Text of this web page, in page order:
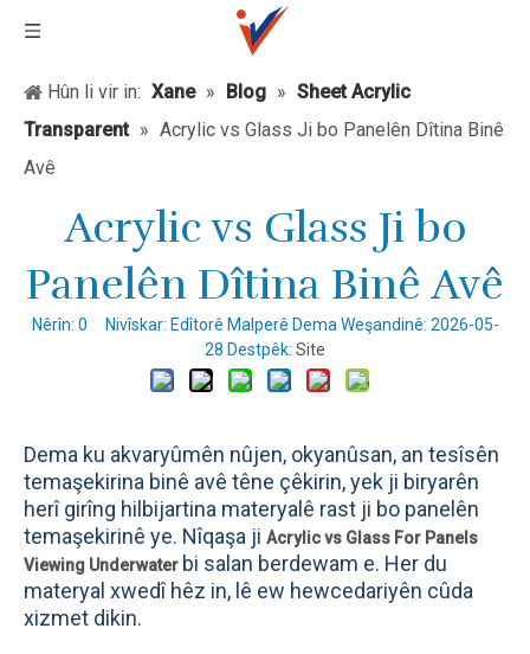
Hûn li vir in: Xane » Blog » Sheet Acrylic
Transparent » Acrylic vs Glass Ji bo Panelên Dîtina Binê
Avê
Acrylic vs Glass Ji bo
Panelên Dîtina Binê Avê
Nêrîn: 0 Nivîskar: Edîtorê Malperê Dema Weşandinê: 2026-05-
28 Destpêk: Site
Dema ku akvaryûmên nûjen, okyanûsan, an tesîsên
temaşekirina binê avê têne çêkirin, yek ji biryarên
herî girîng hilbijartina materyalê rast ji bo panelên
temaşekirinê ye. Nîqaşa ji Acrylic vs Glass For Panels
Viewing Underwater bi salan berdewam e. Her du
materyal xwedî hêz in, lê ew hewcedariyên cûda
xizmet dikin.